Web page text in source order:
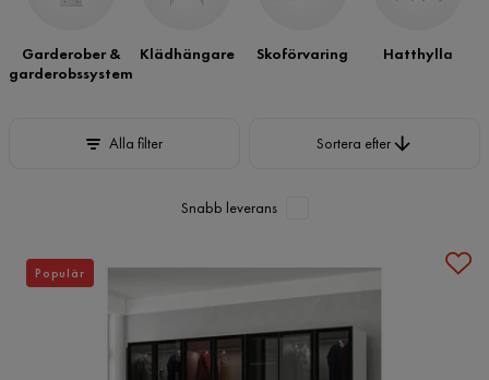
Garderober &
garderobssystem
Klädhängare Skoförvaring Hatthylla
Alla filter Sortera efter
Snabb leverans
Populär